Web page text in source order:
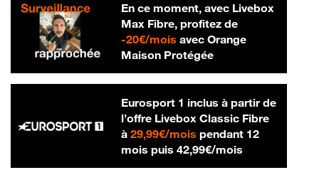
En ce moment, avec Livebox
Max Fibre, profitez de
-20€/mois20 € par mois
avec Orange
Maison Protégée
Eurosport 1 inclus à partir de
l’offre Livebox Classic Fibre
à 29,99€/mois29,99 € par mois
pendant 12
mois puis 42,99€/mois42,99 € par